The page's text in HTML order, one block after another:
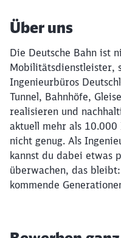
Über uns
Die Deutsche Bahn ist
Mobilitätsdienstleister,
Ingenieurbüros
Tunnel, Bahnhöfe,
realisieren und
aktuell mehr als
nicht genug. Als
kannst du dabei etwas
überwachen, das
kommende